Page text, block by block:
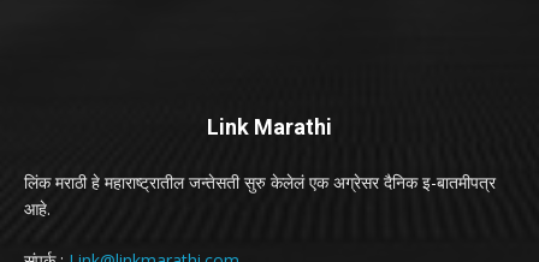
Link Marathi
लिंक मराठी हे महाराष्ट्रातील जन्तेसती सुरु केलेलं एक अग्रेसर दैनिक इ-बातमीपत्र
आहे.